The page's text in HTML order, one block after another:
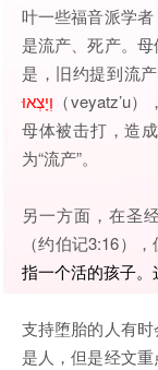
叶一些福音派学
是流产、死产。
是，旧约提到流
וְיָצְאוּ （veyatz’u）
母体被击打，造
为“流产”。
另一方面，在圣
（约伯记3:16）
指一个活的孩子。
支持堕胎的人有
是人，但是经文